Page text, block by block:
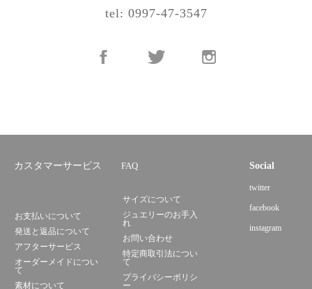
tel: 0997-47-3547
カスタマーサービス FAQ
お支払いについて
発送と返品について
アフターサービス
オーダーメイドについ
て
素材について
サイズについて
ジュエリーのお手入
れ
お問い合わせ
特定商取引法につい
て
プライバシーポリシ
ー
Social
twitter
facebook
instagram